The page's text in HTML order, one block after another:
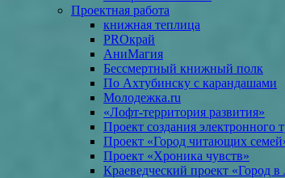
Проектная работа
книжная теплица
PROкрай
АниМагия
Бессмертный книжный полк
По Ахтубинску с карандашами
Молодежка.ru
«Лофт-территория развития»
Проект создания электронного
Проект «Город читающих
Проект «Хроника чувств»
Краеведческий проект «Город в